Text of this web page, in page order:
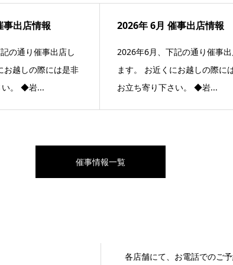
事出店情報
の通り催事出店し
お越しの際には是非
い。 ◆岩...
2026年 6月 催事出店情報
2026年6月、下記の通り催事
ます。 お近くにお越しの際に
お立ち寄り下さい。 ◆岩...
催事情報一覧
各店舗にて、お電話でのご